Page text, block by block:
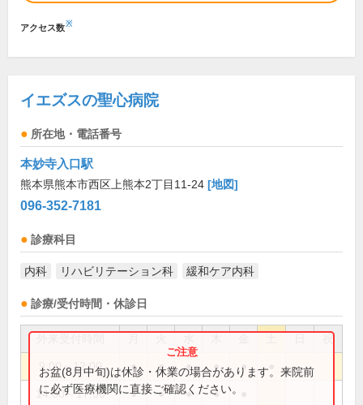
アクセス数※
イエズスの聖心病院
所在地・電話番号
本妙寺入口駅
熊本県熊本市西区上熊本2丁目11-24 [地図]
096-352-7181
診療科目
内科 リハビリテーション科 緩和ケア内科
診療/受付時間・休診日
祝
9:00～12:00 ● ● ● ● ●
14:00～17:00 ● ● ● ●
お盆(8月中旬)は休診・休業の場合があります。来院前
に必ず医療機関に直接ご確認ください。